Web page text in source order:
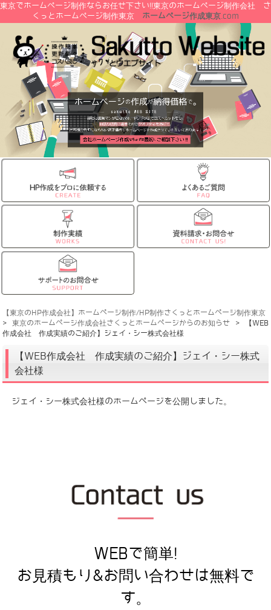
東京でホームページ制作ならお任せ下さい!!東京のホームページ制作会社 さ
くっとホームページ制作東京 ホームページ作成東京.com
【東京のHP作成会社】ホームページ制作/HP制作さくっとホームページ制作東京
>東京のホームページ作成会社さくっとホームページからのお知らせ >
【WEB
作成会社 作成実績のご紹介】ジェイ・シー株式会社様
【WEB作成会社 作成実績のご紹介】ジェイ・シー株式
会社様
ジェイ・シー株式会社様のホームページを公開しました。
WEBで簡単!
お見積もり&お問い合わせは無料で
す。